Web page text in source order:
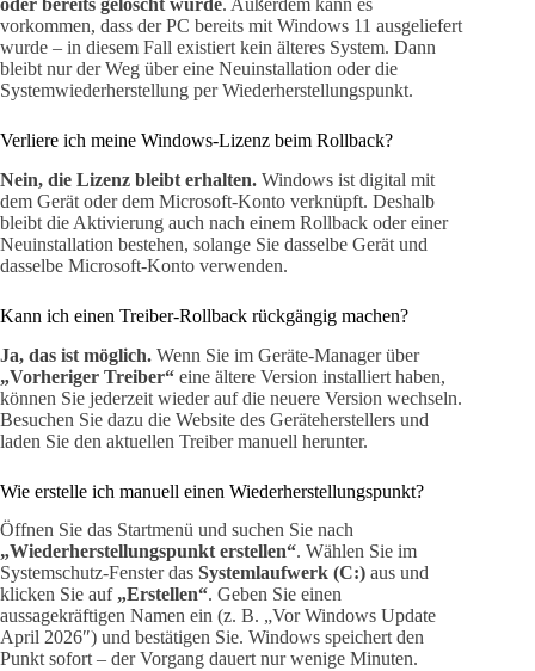
oder bereits gelöscht wurde. Außerdem kann es
vorkommen, dass der PC bereits mit Windows 11 ausgeliefert
wurde – in diesem Fall existiert kein älteres System. Dann
bleibt nur der Weg über eine Neuinstallation oder die
Systemwiederherstellung per Wiederherstellungspunkt.
Verliere ich meine Windows-Lizenz beim Rollback?
Nein, die Lizenz bleibt erhalten. Windows ist digital mit
dem Gerät oder dem Microsoft-Konto verknüpft. Deshalb
bleibt die Aktivierung auch nach einem Rollback oder einer
Neuinstallation bestehen, solange Sie dasselbe Gerät und
dasselbe Microsoft-Konto verwenden.
Kann ich einen Treiber-Rollback rückgängig machen?
Ja, das ist möglich. Wenn Sie im Geräte-Manager über
„Vorheriger Treiber“ eine ältere Version installiert haben,
können Sie jederzeit wieder auf die neuere Version wechseln.
Besuchen Sie dazu die Website des Geräteherstellers und
laden Sie den aktuellen Treiber manuell herunter.
Wie erstelle ich manuell einen Wiederherstellungspunkt?
Öffnen Sie das Startmenü und suchen Sie nach
„Wiederherstellungspunkt erstellen“. Wählen Sie im
Systemschutz-Fenster das Systemlaufwerk (C:) aus und
klicken Sie auf „Erstellen“. Geben Sie einen
aussagekräftigen Namen ein (z. B. „Vor Windows Update
April 2026″) und bestätigen Sie. Windows speichert den
Punkt sofort – der Vorgang dauert nur wenige Minuten.